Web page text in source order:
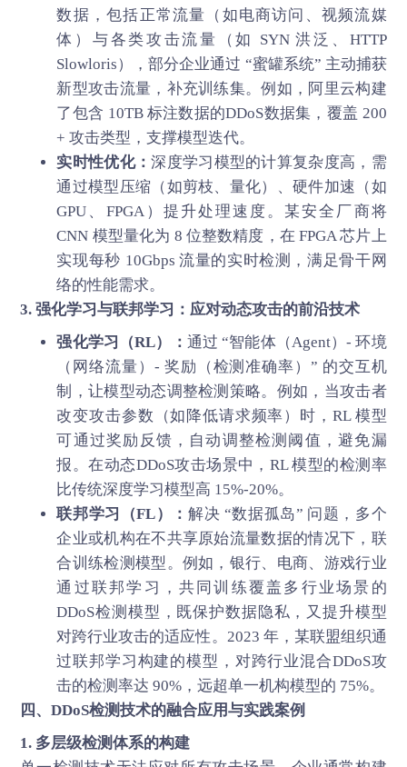
数据，包括正常流量（如电商访问、视频流媒
体）与各类攻击流量（如 SYN 洪泛、HTTP
Slowloris），部分企业通过 “蜜罐系统” 主动捕获
新型攻击流量，补充训练集。例如，阿里云构建
了包含 10TB 标注数据的DDoS数据集，覆盖 200
+ 攻击类型，支撑模型迭代。
实时性优化：深度学习模型的计算复杂度高，需
通过模型压缩（如剪枝、量化）、硬件加速（如
GPU、FPGA）提升处理速度。某安全厂商将
CNN 模型量化为 8 位整数精度，在 FPGA 芯片上
实现每秒 10Gbps 流量的实时检测，满足骨干网
络的性能需求。
3. 强化学习与联邦学习：应对动态攻击的前沿技术
强化学习（RL）： 通过 “智能体（Agent）- 环境
（网络流量）- 奖励（检测准确率）” 的交互机
制，让模型动态调整检测策略。例如，当攻击者
改变攻击参数（如降低请求频率）时，RL 模型
可通过奖励反馈，自动调整检测阈值，避免漏
报。在动态DDoS攻击场景中，RL 模型的检测率
比传统深度学习模型高 15%-20%。
联邦学习（FL）：解决 “数据孤岛” 问题，多个
企业或机构在不共享原始流量数据的情况下，联
合训练检测模型。例如，银行、电商、游戏行业
通过联邦学习，共同训练覆盖多行业场景的
DDoS检测模型，既保护数据隐私，又提升模型
对跨行业攻击的适应性。2023 年，某联盟组织通
过联邦学习构建的模型，对跨行业混合DDoS攻
击的检测率达 90%，远超单一机构模型的 75%。
四、DDoS检测技术的融合应用与实践案例
1. 多层级检测体系的构建